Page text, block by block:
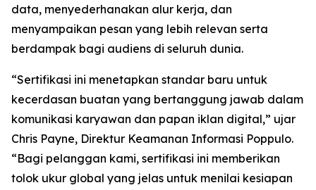
data, menyederhanakan alur kerja, dan
menyampaikan pesan yang lebih relevan serta
berdampak bagi audiens di seluruh dunia.
“Sertifikasi ini menetapkan standar baru untuk
kecerdasan buatan yang bertanggung jawab dalam
komunikasi karyawan dan papan iklan digital,” ujar
Chris Payne, Direktur Keamanan Informasi Poppulo.
“Bagi pelanggan kami, sertifikasi ini memberikan
tolok ukur global yang jelas untuk menilai kesiapan